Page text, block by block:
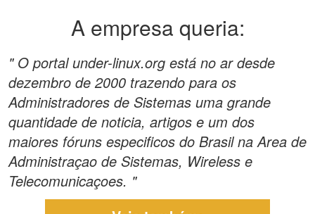
A empresa queria:
" O portal under-linux.org está no ar desde
dezembro de 2000 trazendo para os
Administradores de Sistemas uma grande
quantidade de noticia, artigos e um dos
maiores fóruns especificos do Brasil na Area de
Administraçao de Sistemas, Wireless e
Telecomunicaçoes. "